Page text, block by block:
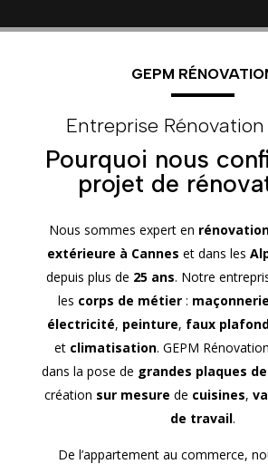
GEPM
Entreprise
Pourquoi nous
projet de
Nous sommes expert en
extérieure à Cannes et dans les
depuis plus de 25 ans. Notre
les corps de métier : maçonnerie
électricité, peinture, faux
et climatisation. GEPM
dans la pose de grandes plaques
création sur mesure de cuisines,
de travail.
De l’appartement au commerce,